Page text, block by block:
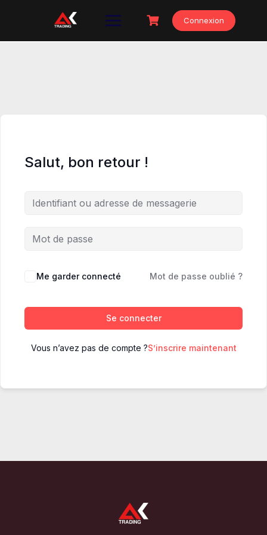
Connexion
Salut, bon retour !
Me garder connecté Mot de passe oublié ?
Se connecter
Vous n’avez pas de compte ?S’inscrire maintenant